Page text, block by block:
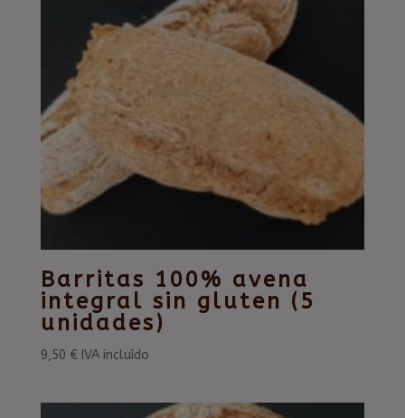
Barritas 100% avena
integral sin gluten (5
unidades)
9,50 € IVA incluído